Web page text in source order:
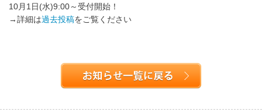
10月1日(水)9:00～受付開始！
→詳細は過去投稿をご覧ください